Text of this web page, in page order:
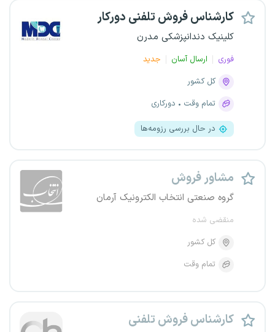
کارشناس فروش تلفنی دورکار
کلینیک دندانپزشکی مدرن
فوری ارسال آسان
جدید
کل کشور
تمام وقت
دورکاری
در حال بررسی رزومه‌ها
مشاور فروش
گروه صنعتی انتخاب الکترونیک آرمان
منقضی شده
کل کشور
تمام وقت
کارشناس فروش تلفنی